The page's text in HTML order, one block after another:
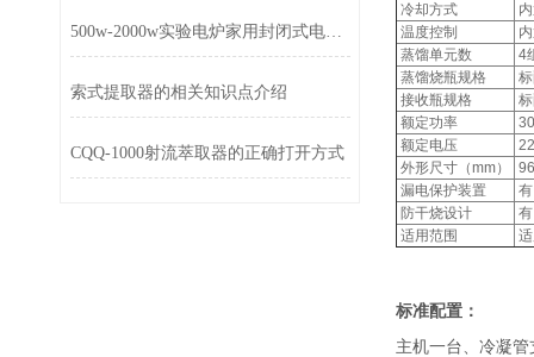
冷却方式
温度控制
蒸馏单元数
4
蒸馏烧瓶规格
接收瓶规格
额定功率
额定电压
外形尺寸（mm）
漏电保护装置
有
防干烧设计
有
适用范围
标准配置：
主机一台、冷凝
500w-2000w实验电炉家用封闭式电炉调温单头电炉
索式提取器的相关知识点介绍
CQQ-1000射流萃取器的正确打开方式